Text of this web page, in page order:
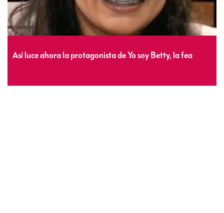
Así luce ahora la protagonista de Yo soy Betty, la fea